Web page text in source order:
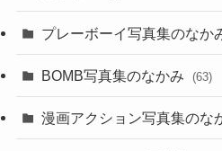
プレーボーイ写真集のなか
BOMB写真集のなかみ (63)
漫画アクション写真集のな